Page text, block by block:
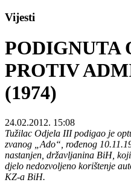
Vijesti
PODIGNUTA
PROTIV
(1974)
24.02.2012. 15:08
Tužilac Odjela III podigao je
zvanog „Ado“, rođenog
nastanjen, državljanina BiH,
djelo nedozvoljeno korištenje
KZ-a BiH.